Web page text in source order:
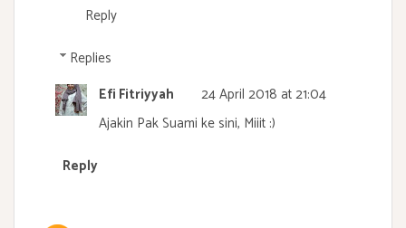
Reply
Replies
Efi Fitriyyah
24 April 2018 at 21:04
Ajakin Pak Suami ke sini, Miiit :)
Reply